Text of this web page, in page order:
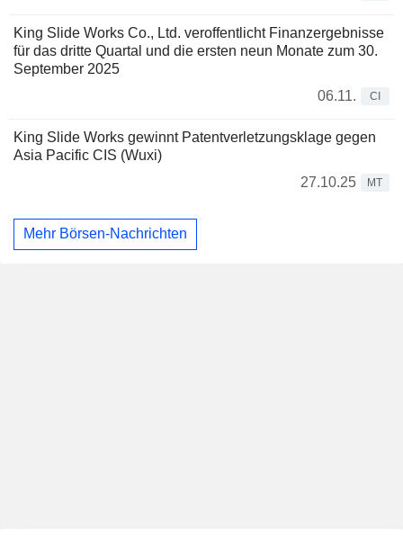
King Slide Works Co., Ltd. veroffentlicht Finanzergebnisse
für das dritte Quartal und die ersten neun Monate zum 30.
September 2025
06.11.
CI
King Slide Works gewinnt Patentverletzungsklage gegen
Asia Pacific CIS (Wuxi)
27.10.25
MT
Mehr Börsen-Nachrichten